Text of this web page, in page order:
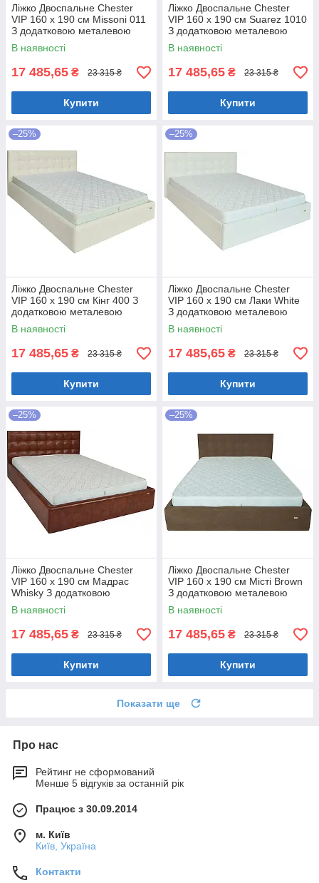
Ліжко Двоспальне Chester
VIP 160 х 190 см Missoni 011
З додатковою металевою
цільнозварною рамою
Темно-коричневий
В наявності
17 485,65 ₴ 23 315 ₴
Купити
Ліжко Двоспальне Chester
VIP 160 х 190 см Suarez 1010
З додатковою металевою
цільнозварною рамою
Коричневий
В наявності
17 485,65 ₴ 23 315 ₴
Купити
–25%
Ліжко Двоспальне Chester
VIP 160 х 190 см Кінг 400 З
додатковою металевою
цільнозварною рамою C1
Білий
В наявності
17 485,65 ₴ 23 315 ₴
Купити
–25%
Ліжко Двоспальне Chester
VIP 160 х 190 см Лаки White
З додатковою металевою
цільнозварною рамою Білий
В наявності
17 485,65 ₴ 23 315 ₴
Купити
–25%
Ліжко Двоспальне Chester
VIP 160 х 190 см Мадрас
Whisky З додатковою
металевою цільнозварною
рамою Коричневий
В наявності
17 485,65 ₴ 23 315 ₴
Купити
–25%
Ліжко Двоспальне Chester
VIP 160 х 190 см Місті Brown
З додатковою металевою
цільнозварною рамою
Коричневий
В наявності
17 485,65 ₴ 23 315 ₴
Купити
Показати ще
Про нас
Рейтинг не сформований
Менше 5 відгуків за останній рік
Працює з 30.09.2014
м. Київ
Київ, Україна
Контакти